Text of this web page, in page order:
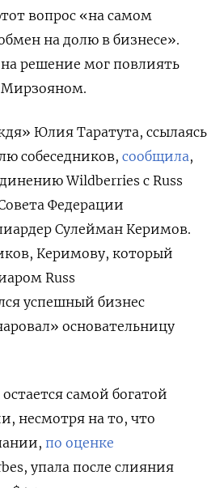
вопрос «на самом
на долю в бизнесе».
решение мог повлиять
Мирзояном.
Юлия Таратута, ссылаясь
собеседников, сообщила,
Wildberries с Russ
Федерации
Сулейман Керимов.
Керимову, который
Russ
успешный бизнес
основательницу
самой богатой
несмотря на то, что
по оценке
упала после слияния